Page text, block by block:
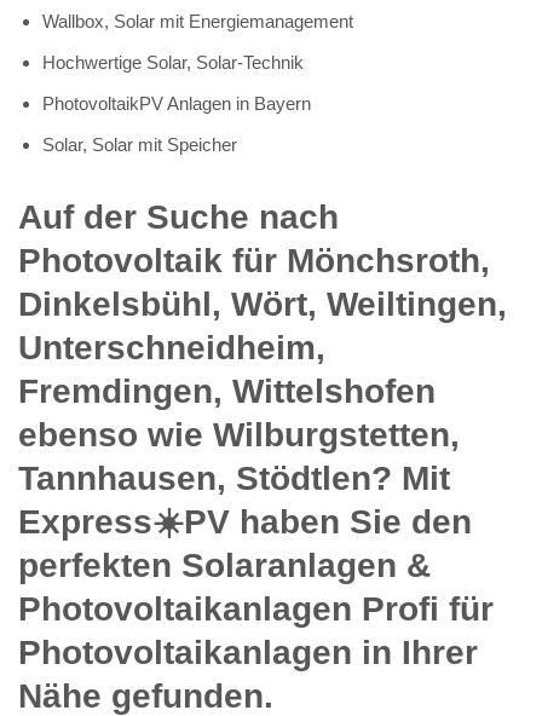
Wallbox, Solar mit Energiemanagement
Hochwertige Solar, Solar-Technik
PhotovoltaikPV Anlagen in Bayern
Solar, Solar mit Speicher
Auf der Suche nach
Photovoltaik für Mönchsroth,
Dinkelsbühl, Wört, Weiltingen,
Unterschneidheim,
Fremdingen, Wittelshofen
ebenso wie Wilburgstetten,
Tannhausen, Stödtlen? Mit
Express☀️PV️ haben Sie den
perfekten Solaranlagen &
Photovoltaikanlagen Profi für
Photovoltaikanlagen in Ihrer
Nähe gefunden.